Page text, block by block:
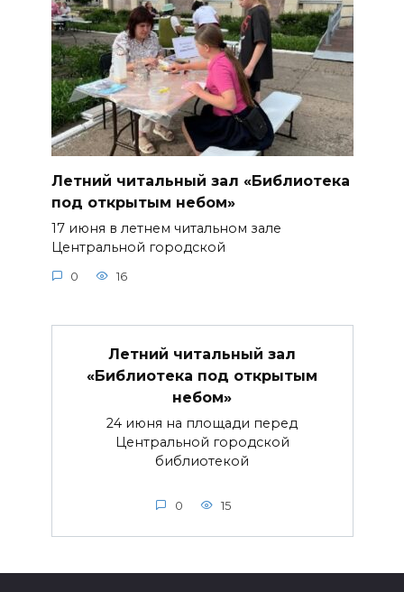
Летний читальный зал «Библиотека
под открытым небом»
17 июня в летнем читальном зале
Центральной городской
0 16
Летний читальный зал
«Библиотека под открытым
небом»
24 июня на площади перед
Центральной городской
библиотекой
0 15